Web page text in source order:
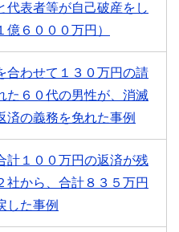
代表者等が自己破産をし
６０００万円）
合わせて１３０万円の請
た６０代の男性が、消滅
済の義務を免れた事例
計１００万円の返済が残
社から、合計８３５万円
した事例